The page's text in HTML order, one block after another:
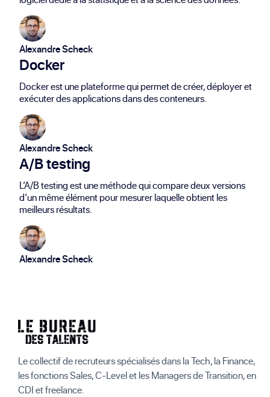
Alexandre Scheck
Docker
Docker est une plateforme qui permet de créer, déployer et
exécuter des applications dans des conteneurs.
Alexandre Scheck
A/B testing
L’A/B testing est une méthode qui compare deux versions
d’un même élément pour mesurer laquelle obtient les
meilleurs résultats.
Alexandre Scheck
Le collectif de recruteurs spécialisés dans la Tech, la Finance,
les fonctions Sales, C-Level et les Managers de Transition, en
CDI et freelance.